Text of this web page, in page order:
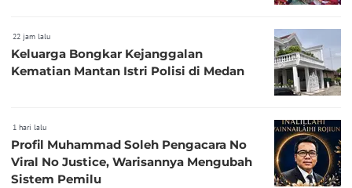
22 jam lalu
Keluarga Bongkar Kejanggalan
Kematian Mantan Istri Polisi di Medan
1 hari lalu
Profil Muhammad Soleh Pengacara No
Viral No Justice, Warisannya Mengubah
Sistem Pemilu